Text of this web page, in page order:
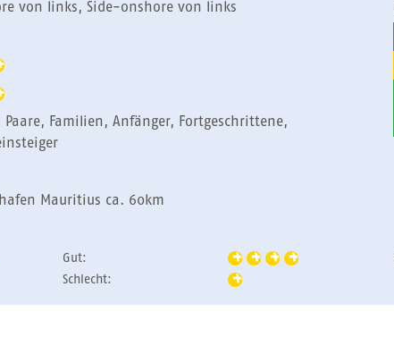
von links, Side-onshore von links
Paare, Familien, Anfänger, Fortgeschrittene,
Mauritius ca. 60km
Gut:
Schlecht: